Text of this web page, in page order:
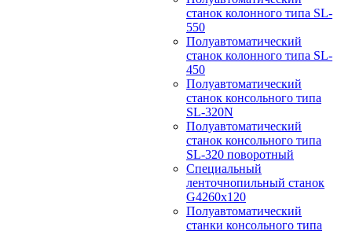
станок колонного типа SL-
550
Полуавтоматический
станок колонного типа SL-
450
Полуавтоматический
станок консольного типа
SL-320N
Полуавтоматический
станок консольного типа
SL-320 поворотный
Специальный
ленточнопильный станок
G4260x120
Полуавтоматический
станки консольного типа